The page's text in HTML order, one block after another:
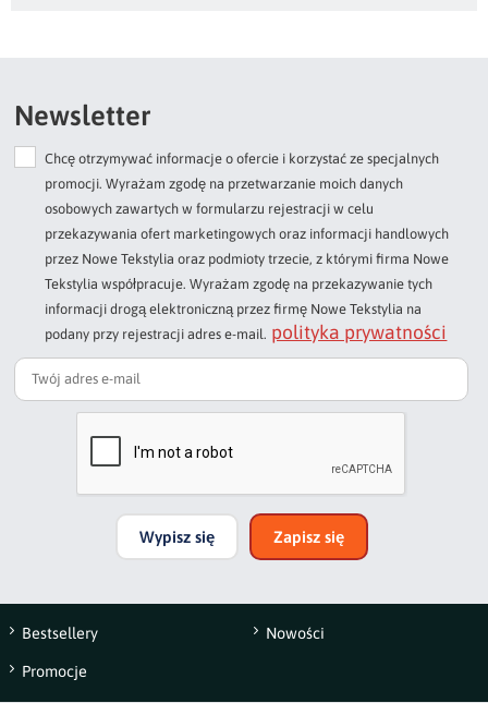
Dodaj opinię o produkcie
Twoja ocena
Bardzo dobry
Twoja opinia o produkcie
Wyślij opinię
Newsletter
Chcę otrzymywać informacje o ofercie i korzystać ze specjalnych
promocji. Wyrażam zgodę na przetwarzanie moich danych
osobowych zawartych w formularzu rejestracji w celu
przekazywania ofert marketingowych oraz informacji handlowych
przez Nowe Tekstylia oraz podmioty trzecie, z którymi firma Nowe
Tekstylia współpracuje. Wyrażam zgodę na przekazywanie tych
informacji drogą elektroniczną przez firmę Nowe Tekstylia na
podany przy rejestracji adres e-mail. polityka prywatności
Wypisz się Zapisz się
Bestsellery Nowości
Promocje